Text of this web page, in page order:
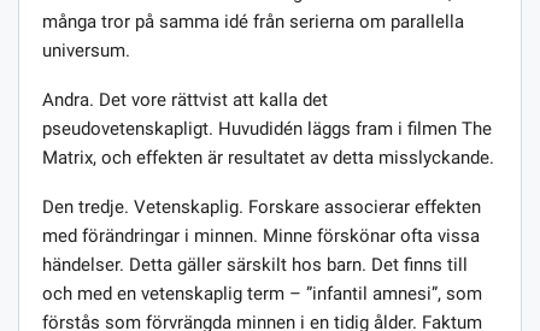
många tror på samma idé från serierna om parallella
universum.
Andra. Det vore rättvist att kalla det
pseudovetenskapligt. Huvudidén läggs fram i filmen The
Matrix, och effekten är resultatet av detta misslyckande.
Den tredje. Vetenskaplig. Forskare associerar effekten
med förändringar i minnen. Minne förskönar ofta vissa
händelser. Detta gäller särskilt hos barn. Det finns till
och med en vetenskaplig term – ”infantil amnesi”, som
förstås som förvrängda minnen i en tidig ålder. Faktum